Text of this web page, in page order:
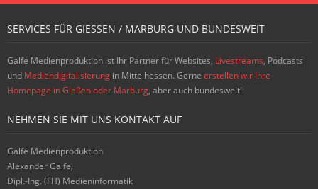
SERVICES FÜR GIESSEN / MARBURG UND BUNDESWEIT
Galfe Medienproduktion ist Ihr Partner für Websites, Livestreams, Podcasts
und Mediendigitalisierung in Mittelhessen. Gerne erstellen wir Ihre
Homepage in Gießen oder Marburg, aber auch bundesweit!
NEHMEN SIE MIT UNS KONTAKT AUF
Galfe Medienproduktion
Alexander Galfe,
Dipl.-Ing. (FH) Medieninformatik